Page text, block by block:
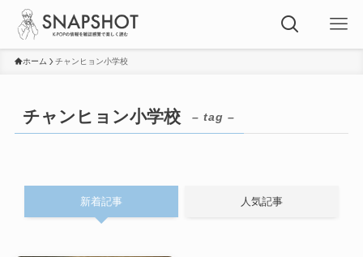
ホーム チャンヒョン小学校
チャンヒョン小学校 – tag –
新着記事 人気記事